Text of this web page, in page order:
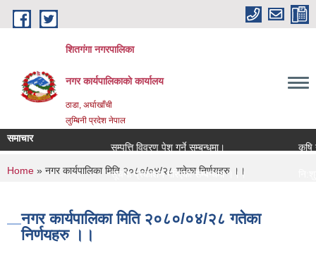
Skip to main content
शितगंगा नगरपालिका
नगर कार्यपालिकाकाे कार्यालय
ठाडा, अर्घाखाँची
लुम्बिनी प्रदेश नेपाल
समाचार
सम्पत्ति विवरण पेश गर्ने सम्बन्धमा।
कृषि
सूचना प्रकाशन गरिएको सम्बन्धमा ।।।
You are here
Home » नगर कार्यपालिका मिति २०८०/०४/२८ गतेका निर्णयहरु ।।
नगर कार्यपालिका मिति २०८०/०४/२८ गतेका
निर्णयहरु ।।